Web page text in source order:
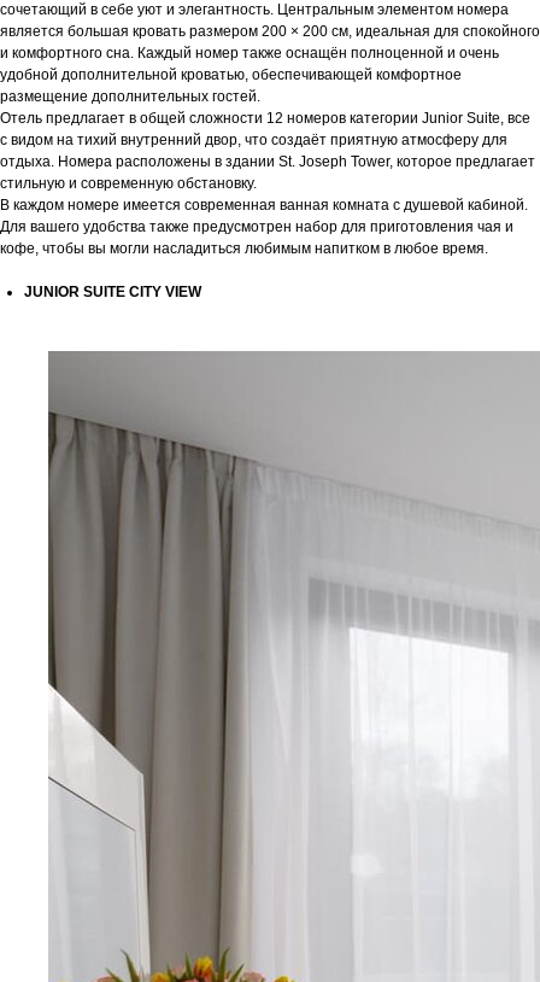
сочетающий в себе уют и элегантность. Центральным элементом номера
является большая кровать размером 200 × 200 см, идеальная для спокойного
и комфортного сна. Каждый номер также оснащён полноценной и очень
удобной дополнительной кроватью, обеспечивающей комфортное
размещение дополнительных гостей.
Отель предлагает в общей сложности 12 номеров категории Junior Suite, все
с видом на тихий внутренний двор, что создаёт приятную атмосферу для
отдыха. Номера расположены в здании St. Joseph Tower, которое предлагает
стильную и современную обстановку.
В каждом номере имеется современная ванная комната с душевой кабиной.
Для вашего удобства также предусмотрен набор для приготовления чая и
кофе, чтобы вы могли насладиться любимым напитком в любое время.
JUNIOR SUITE CITY VIEW
Я даю согласие на обработку
персональных данных
Отправить
Контакты
Курорты
Источники
Трансфер
+420 777-551-560
+420 778-001-560
Меню
Марианские Лазне
Aqua Vita Travel
Moskevska str., 40 Karlovy Vary